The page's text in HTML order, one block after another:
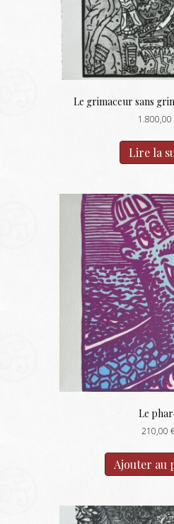
Le grimaceur sans
1.800,00
Lire la
Le
210,00
Ajouter au